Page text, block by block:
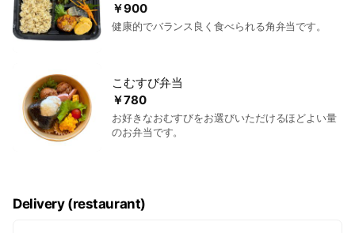
￥900
健康的でバランス良く食べられる角弁当です。
￥780
こむすび弁当
お好きなおむすびをお選びいただけるほどよい量
のお弁当です。
Delivery (restaurant)